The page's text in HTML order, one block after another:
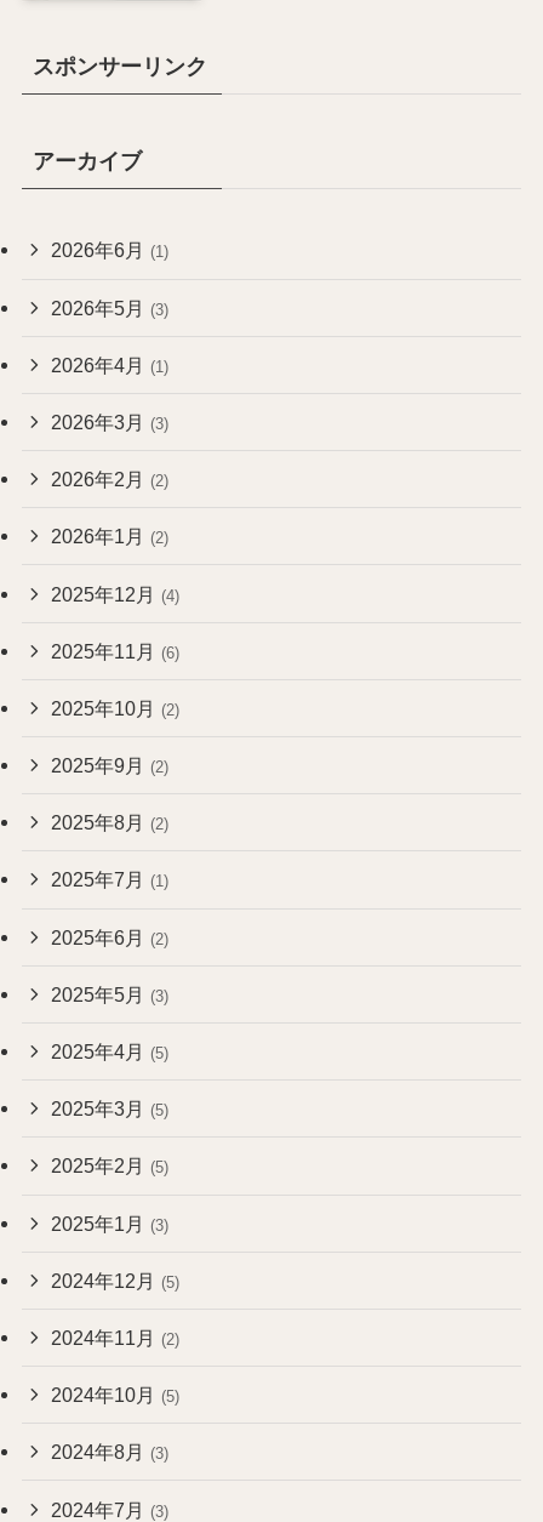
スポンサーリンク
アーカイブ
2026年6月 (1)
2026年5月 (3)
2026年4月 (1)
2026年3月 (3)
2026年2月 (2)
2026年1月 (2)
2025年12月 (4)
2025年11月 (6)
2025年10月 (2)
2025年9月 (2)
2025年8月 (2)
2025年7月 (1)
2025年6月 (2)
2025年5月 (3)
2025年4月 (5)
2025年3月 (5)
2025年2月 (5)
2025年1月 (3)
2024年12月 (5)
2024年11月 (2)
2024年10月 (5)
2024年8月 (3)
2024年7月 (3)